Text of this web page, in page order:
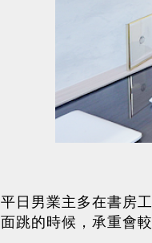
平日男業主多在書房
面跳的時候，承重會